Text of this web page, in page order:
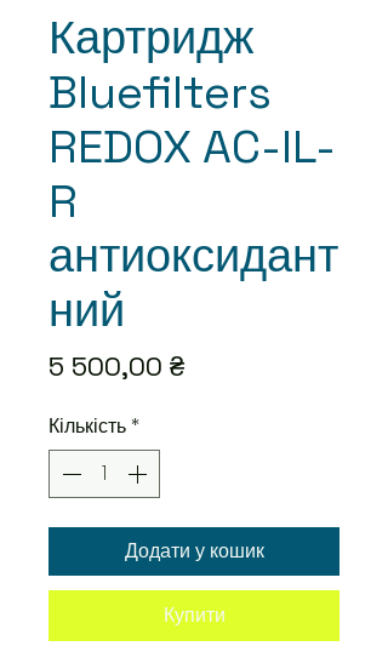
Картридж
Bluefilters
REDOX AC-IL-
R
антиоксидант
ний
5 500,00 ₴Ціна
Кількість *
Додати у кошик
Купити